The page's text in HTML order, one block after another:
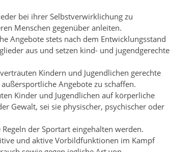
bei ihrer Selbstverwirklichung zu
Menschen gegenüber anleiten.
Angebote stets nach dem Entwicklungsstand
aus und setzen kind- und jugendgerechte
Kindern und Jugendlichen gerechte
Angebote zu schaffen.
Kinder und Jugendlichen auf körperliche
Gewalt, sei sie physischer, psychischer oder
der Sportart eingehalten werden.
und aktive Vorbildfunktionen im Kampf